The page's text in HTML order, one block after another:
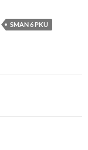
SMAN 6 PKU